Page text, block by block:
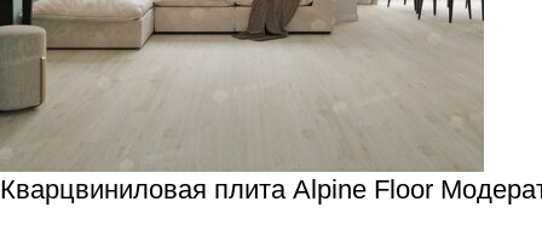
Кварцвиниловая плита Alpine Floor